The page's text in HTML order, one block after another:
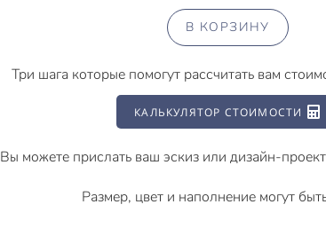
В КОРЗИНУ
Три шага которые помогут рассчитать вам
КАЛЬКУЛЯТОР СТОИМОСТИ
Вы можете прислать ваш эскиз или дизайн-
Размер, цвет и наполнение могут